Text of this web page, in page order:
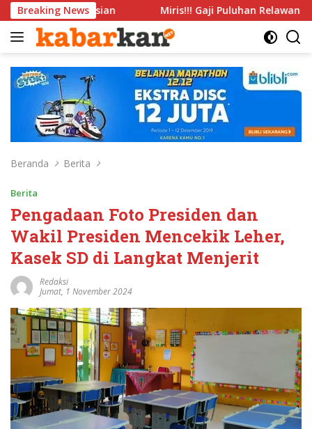
Langsung
ke
konten
Breaking News
Asian Miris!!! Gaji Puluhan Relawan SPPG Pantai
Beranda Berita
Berita
Pengadaan Foto Presiden dan
Wakil Presiden Mencekik Leher,
Kasek SD di Langkat Menjerit
Redaksi
Jumat, 1 November 2024